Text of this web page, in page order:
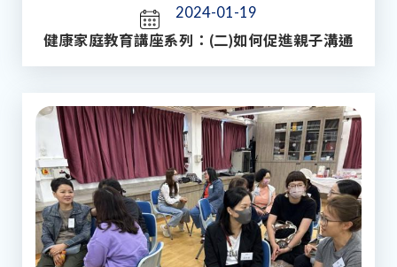
2024-01-19
健康家庭教育講座系列：(二)如何促進親子溝通